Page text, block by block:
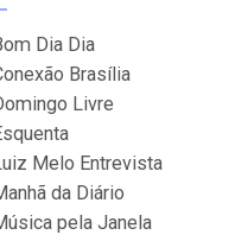
Dia Dia
Brasília
Livre
Melo Entrevista
da Diário
pela Janela